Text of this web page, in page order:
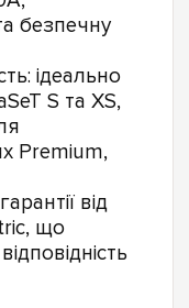
безпечну
ідеально
S та XS,
Premium,
від
що